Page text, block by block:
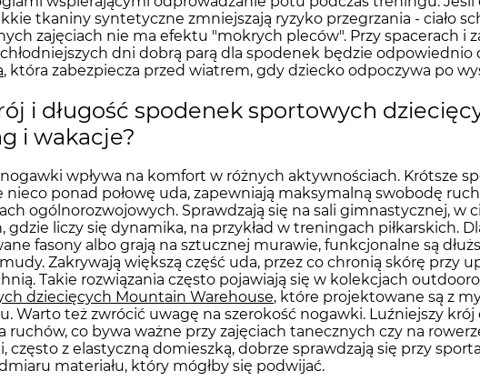
tkaniny syntetyczne zmniejszają ryzyko przegrzania - ciało
zajęciach nie ma efektu "mokrych pleców". Przy spacerach i
dni dobrą parą dla spodenek będzie odpowiednio
, która zabezpiecza przed wiatrem, gdy dziecko odpoczywa po
i długość spodenek sportowych
i wakacje?
nogawki wpływa na komfort w różnych aktywnościach. Krótsze
nieco ponad połowę uda, zapewniają maksymalną swobodę
ogólnorozwojowych. Sprawdzają się na sali gimnastycznej, w
gdzie liczy się dynamika, na przykład w treningach piłkarskich.
fasony albo grają na sztucznej murawie, funkcjonalne są
Zakrywają większą część uda, przez co chronią skórę przy
Takie rozwiązania często pojawiają się w kolekcjach
dziecięcych Mountain Warehouse, które projektowane są z
Warto też zwrócić uwagę na szerokość nogawki. Luźniejszy
ruchów, co bywa ważne przy zajęciach tanecznych czy na
często z elastyczną domieszką, dobrze sprawdzają się przy
materiału, który mógłby się podwijać.